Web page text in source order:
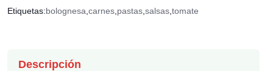
Etiquetas:bolognesa carnes pastas salsas tomate
Descripción